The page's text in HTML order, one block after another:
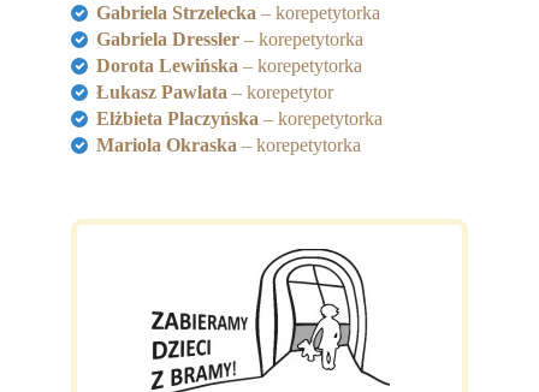
Gabriela Strzelecka – korepetytorka
Gabriela Dressler – korepetytorka
Dorota Lewińska – korepetytorka
Łukasz Pawlata – korepetytor
Elżbieta Placzyńska – korepetytorka
Mariola Okraska – korepetytorka